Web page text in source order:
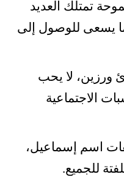
تمتلك العديد
يسعى للوصول إلى
ورزين، لا يحب
الاجتماعية
اسم إسماعيل،
للجميع.